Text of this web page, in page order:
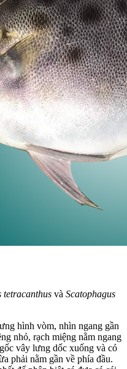
tetracanthus và Scatophagus
hình vòm, nhìn ngang gần
nhỏ, rạch miệng nằm ngang
vây lưng dốc xuống và có
phải nằm gần về phía đầu.